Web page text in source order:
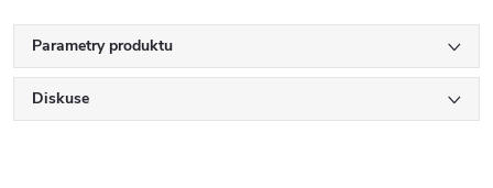
Parametry produktu
Diskuse